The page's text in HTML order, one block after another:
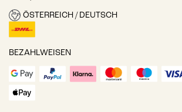
ÖSTERREICH / DEUTSCH
BEZAHLWEISEN